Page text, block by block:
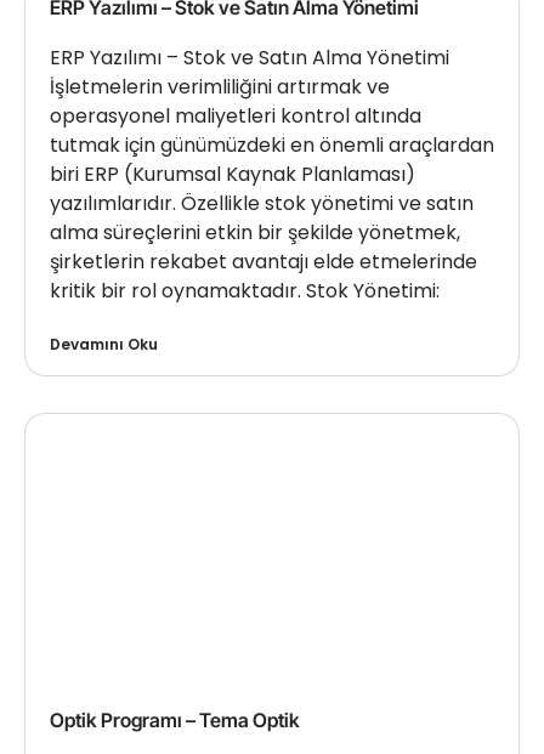
ERP Yazılımı – Stok ve Satın Alma Yönetimi
ERP Yazılımı – Stok ve Satın Alma Yönetimi
İşletmelerin verimliliğini artırmak ve
operasyonel maliyetleri kontrol altında
tutmak için günümüzdeki en önemli araçlardan
biri ERP (Kurumsal Kaynak Planlaması)
yazılımlarıdır. Özellikle stok yönetimi ve satın
alma süreçlerini etkin bir şekilde yönetmek,
şirketlerin rekabet avantajı elde etmelerinde
kritik bir rol oynamaktadır. Stok Yönetimi:
Devamını Oku
Optik Programı – Tema Optik